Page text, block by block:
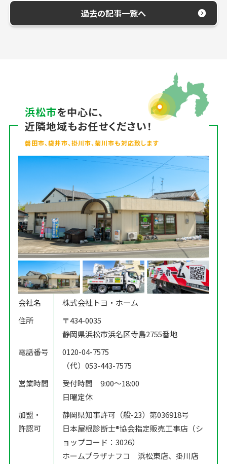
過去の記事一覧へ
浜松市を中心に、
近隣地域もお任せください！
磐田市、袋井市、掛川市、菊川市も対応致します
会社名
株式会社トヨ・ホーム
住所
〒434-0035
静岡県浜松市浜名区寺島2755番地
電話番号
0120-04-7575
（代）053-443-7575
営業時間
受付時間 9:00〜18:00
日曜定休
加盟・
許認可
静岡県知事許可（般-23）第036918号
日本屋根診断士®️協会指定販売工事店（シ
ョップコード：3026）
ホームプラザナフコ 浜松東店、掛川店